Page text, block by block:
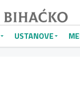
USTANOVE